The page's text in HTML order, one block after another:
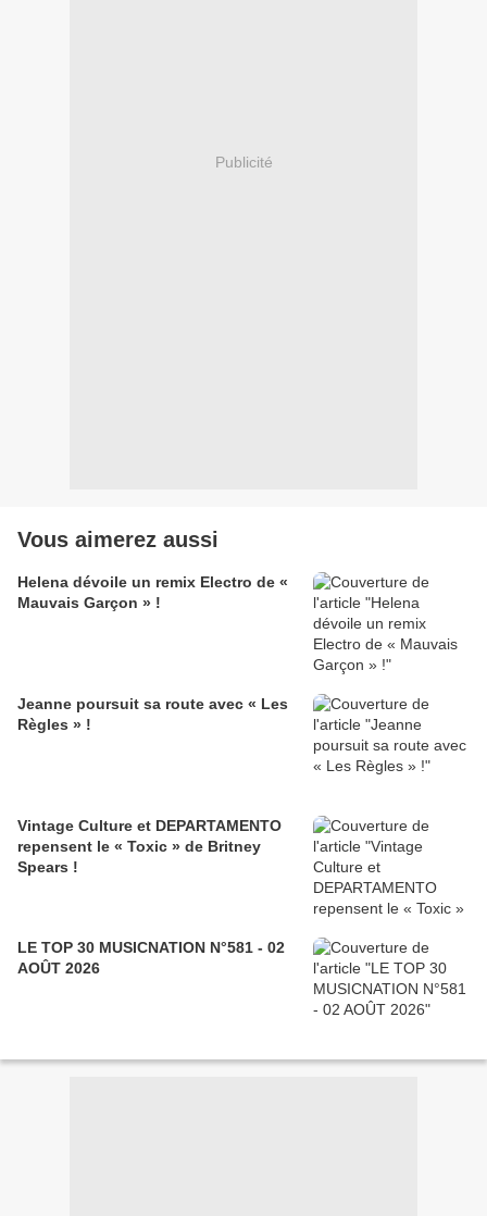
Publicité
Vous aimerez aussi
Helena dévoile un remix Electro de «
Mauvais Garçon » !
Jeanne poursuit sa route avec « Les
Règles » !
Vintage Culture et DEPARTAMENTO
repensent le « Toxic » de Britney
Spears !
LE TOP 30 MUSICNATION N°581 - 02
AOÛT 2026